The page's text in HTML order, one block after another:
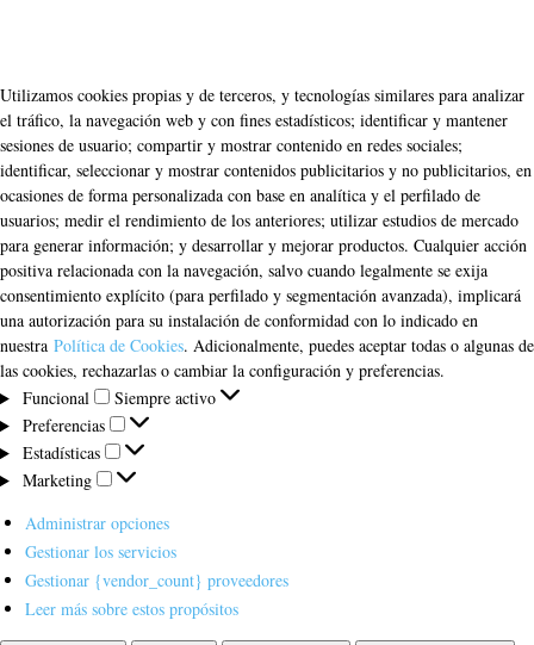
Utilizamos cookies propias y de terceros, y tecnologías similares para analizar
el tráfico, la navegación web y con fines estadísticos; identificar y mantener
sesiones de usuario; compartir y mostrar contenido en redes sociales;
identificar, seleccionar y mostrar contenidos publicitarios y no publicitarios, en
ocasiones de forma personalizada con base en analítica y el perfilado de
usuarios; medir el rendimiento de los anteriores; utilizar estudios de mercado
para generar información; y desarrollar y mejorar productos. Cualquier acción
positiva relacionada con la navegación, salvo cuando legalmente se exija
consentimiento explícito (para perfilado y segmentación avanzada), implicará
una autorización para su instalación de conformidad con lo indicado en
nuestra Política de Cookies. Adicionalmente, puedes aceptar todas o algunas de
las cookies, rechazarlas o cambiar la configuración y preferencias.
Funcional
Funcional
Siempre activo
Preferencias
Preferencias
Estadísticas
Estadísticas
Marketing
Marketing
Administrar opciones
Gestionar los servicios
Gestionar {vendor_count} proveedores
Leer más sobre estos propósitos